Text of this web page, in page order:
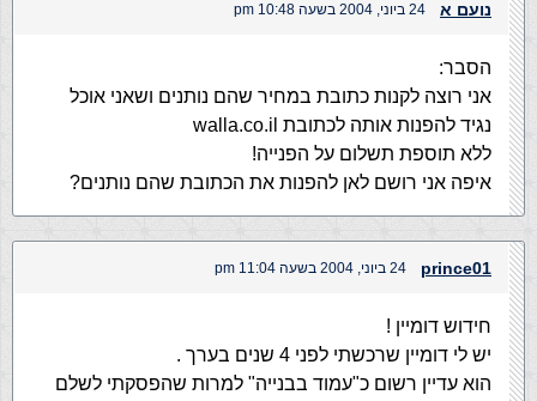
נועם א 24 ביוני, 2004 בשעה 10:48 pm
הסבר:
אני רוצה לקנות כתובת במחיר שהם נותנים ושאני אוכל
נגיד להפנות אותה לכתובת walla.co.il
ללא תוספת תשלום על הפנייה!
איפה אני רושם לאן להפנות את הכתובת שהם נותנים?
prince01 24 ביוני, 2004 בשעה 11:04 pm
חידוש דומיין !
יש לי דומיין שרכשתי לפני 4 שנים בערך .
הוא עדיין רשום כ"עמוד בבנייה" למרות שהפסקתי לשלם